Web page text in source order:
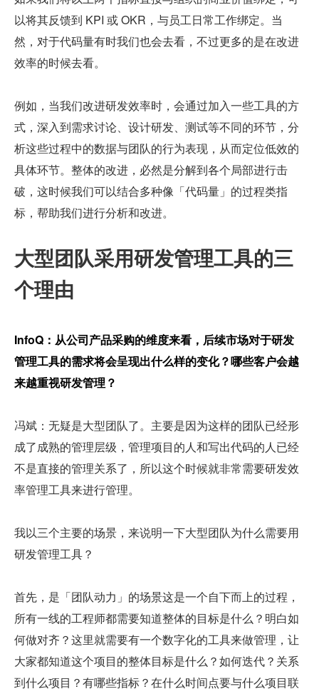
以将其反馈到 KPI 或 OKR，与员工日常工作绑定。当
然，对于代码量有时我们也会去看，不过更多的是在改进
效率的时候去看。
例如，当我们改进研发效率时，会通过加入一些工具的方
式，深入到需求讨论、设计研发、测试等不同的环节，分
析这些过程中的数据与团队的行为表现，从而定位低效的
具体环节。整体的改进，必然是分解到各个局部进行击
破，这时候我们可以结合多种像「代码量」的过程类指
标，帮助我们进行分析和改进。
大型团队采用研发管理工具的三
个理由
InfoQ：从公司产品采购的维度来看，后续市场对于研发
管理工具的需求将会呈现出什么样的变化？哪些客户会越
来越重视研发管理？
冯斌：无疑是大型团队了。主要是因为这样的团队已经形
成了成熟的管理层级，管理项目的人和写出代码的人已经
不是直接的管理关系了，所以这个时候就非常需要研发效
率管理工具来进行管理。
我以三个主要的场景，来说明一下大型团队为什么需要用
研发管理工具？
首先，是「团队动力」的场景这是一个自下而上的过程，
所有一线的工程师都需要知道整体的目标是什么？明白如
何做对齐？这里就需要有一个数字化的工具来做管理，让
大家都知道这个项目的整体目标是什么？如何迭代？关系
到什么项目？有哪些指标？在什么时间点要与什么项目联